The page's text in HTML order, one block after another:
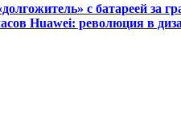
с батареей за
Huawei: революция в